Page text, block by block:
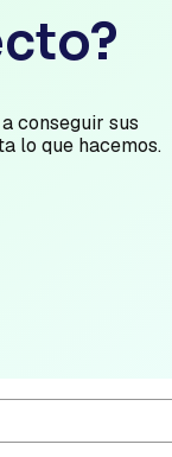
conseguir sus
lo que hacemos.